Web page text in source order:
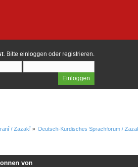
. Bitte einloggen oder registrieren.
/ Zazakî » Deutsch-Kurdisches Sprachforum /
von